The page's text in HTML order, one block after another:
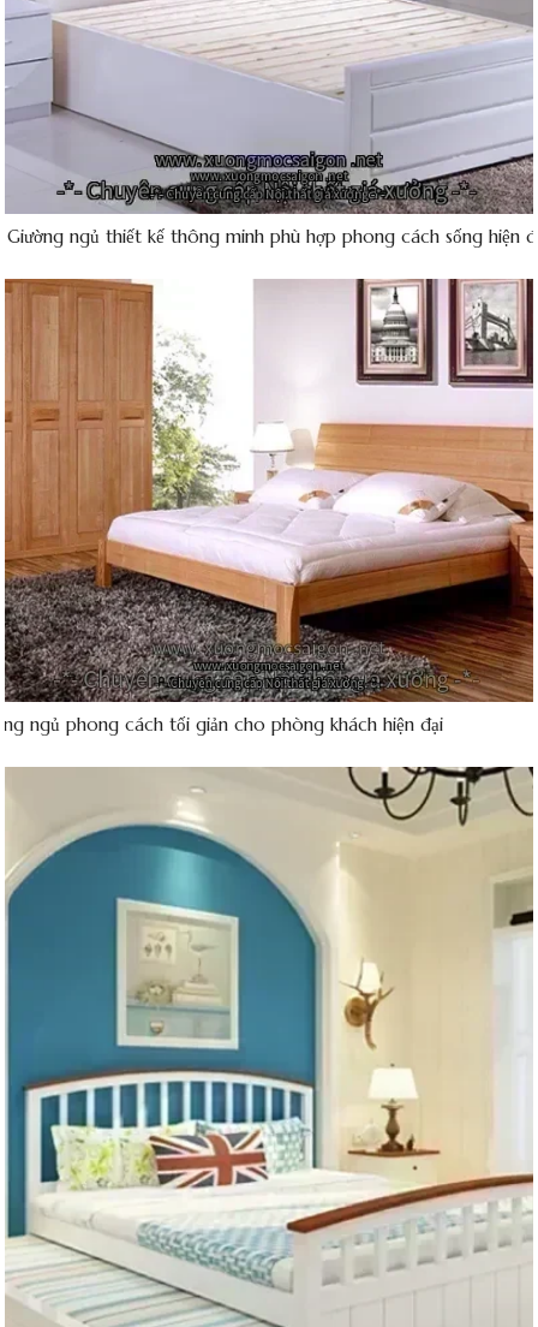
Giường ngủ thiết kế thông minh phù hợp phong cách sống hiện
ngủ phong cách tối giản cho phòng khách hiện đại